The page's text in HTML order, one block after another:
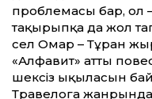
проблемасы бар, ол
тақырыпқа да жол
Әсел Омар – Тұран
«Алфавит» ат­ты
шексіз ықыласын
Травелога